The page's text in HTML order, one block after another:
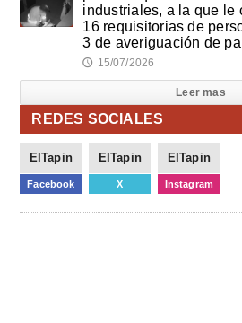
industriales, a la que le
16 requisitorias de
3 de averiguación de
🕔 15/07/2026
Leer mas
REDES SOCIALES
ElTapin
Facebook
ElTapin
X
ElTapin
Instagram